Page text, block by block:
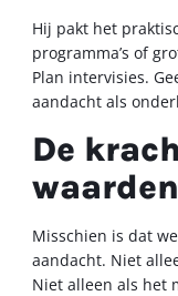
Hij pakt het
programma’s of
Plan intervisies.
aandacht als
De
waarden
Misschien is dat
aandacht. Niet
Niet alleen als het